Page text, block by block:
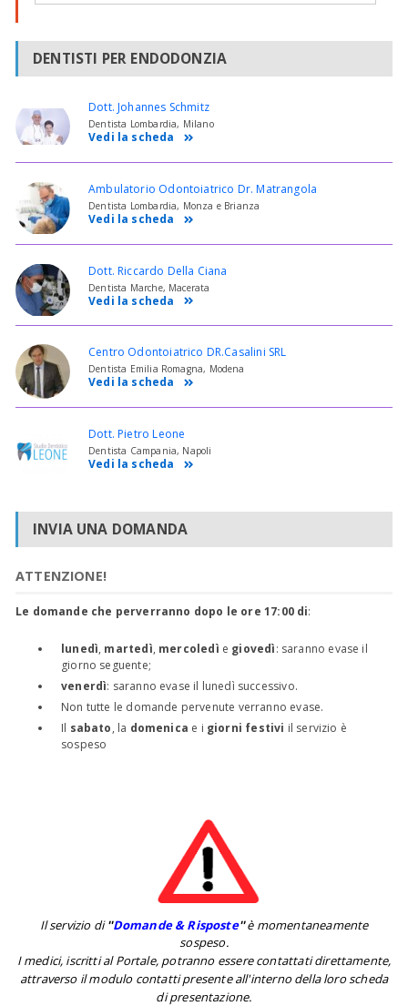
DENTISTI PER ENDODONZIA
Dott. Johannes Schmitz
Dentista Lombardia, Milano
Vedi la scheda
Ambulatorio Odontoiatrico Dr. Matrangola
Dentista Lombardia, Monza e Brianza
Vedi la scheda
Dott. Riccardo Della Ciana
Dentista Marche, Macerata
Vedi la scheda
Centro Odontoiatrico DR.Casalini SRL
Dentista Emilia Romagna, Modena
Vedi la scheda
Dott. Pietro Leone
Dentista Campania, Napoli
Vedi la scheda
INVIA UNA DOMANDA
ATTENZIONE!
Le domande che perverranno dopo le ore 17:00 di:
lunedì, martedì, mercoledì e giovedì: saranno evase il
giorno seguente;
venerdì: saranno evase il lunedì successivo.
Non tutte le domande pervenute verranno evase.
Il sabato, la domenica e i giorni festivi il servizio è
sospeso
Il servizio di''Domande & Risposte''è momentaneamente
sospeso.
I medici, iscritti al Portale, potranno essere contattati direttamente,
attraverso il modulo contatti presente all'interno della loro scheda
di presentazione.